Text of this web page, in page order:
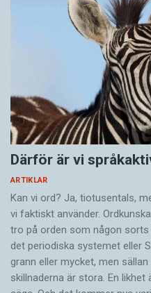
Därför är vi
ARTIKLAR
Kan vi ord? Ja, tiotusentals,
vi faktiskt använder.
tro på orden som någon
det periodiska systemet eller
grann eller mycket, men
skillnaderna är stora. En